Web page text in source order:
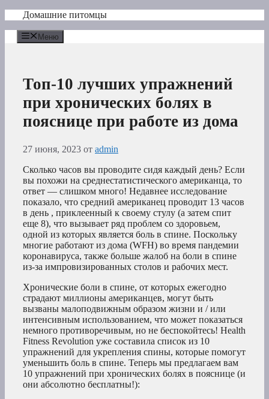
Перейти
содержимому
Домашние питомцы
Меню
Топ-10 лучших упражнений
при хронических болях в
пояснице при работе из дома
27 июня, 2023 от admin
Сколько часов вы проводите сидя каждый день? Если
вы похожи на среднестатистического американца, то
ответ — слишком много! Недавнее исследование
показало, что средний американец проводит 13 часов
в день , приклеенный к своему стулу (а затем спит
еще 8), что вызывает ряд проблем со здоровьем,
одной из которых является боль в спине. Поскольку
многие работают из дома (WFH) во время пандемии
коронавируса, также больше жалоб на боли в спине
из-за импровизированных столов и рабочих мест.
Хронические боли в спине, от которых ежегодно
страдают миллионы американцев, могут быть
вызваны малоподвижным образом жизни и / или
интенсивным использованием, что может показаться
немного противоречивым, но не беспокойтесь! Health
Fitness Revolution уже составила список из 10
упражнений для укрепления спины, которые помогут
уменьшить боль в спине. Теперь мы предлагаем вам
10 упражнений при хронических болях в пояснице (и
они абсолютно бесплатны!):